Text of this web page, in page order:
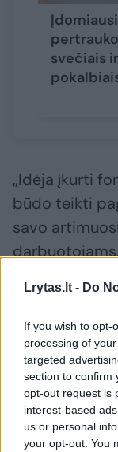
Lrytas.lt - Do
If you wish to opt-
processing of
targeted
section to confirm
opt-out request is
interest-based
us or personal
your opt-out. You
svečiais
„Idėja įkurti
būdo teikti
savo
kaupimo
fondas turi
Lietuvos
galėtų skirti
būdu
šaltinis yra
labdaros
pat